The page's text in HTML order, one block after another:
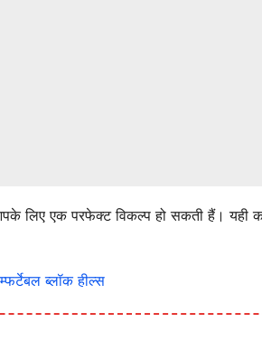
लिए एक परफेक्ट विकल्प हो सकती हैं। यही
ब्लॉक हील्स